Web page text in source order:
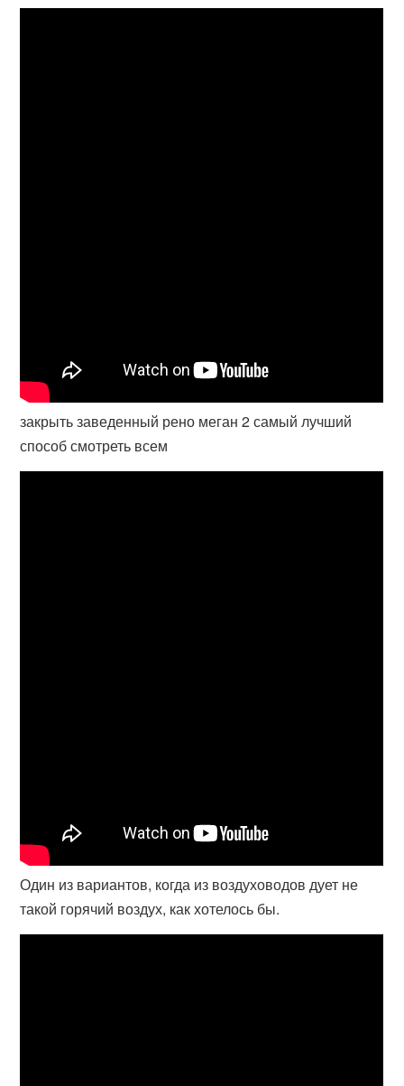
закрыть заведенный рено меган 2 самый лучший
способ смотреть всем
Один из вариантов, когда из воздуховодов дует не
такой горячий воздух, как хотелось бы.